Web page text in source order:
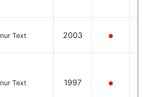
nur Text 2003
nur Text 1997